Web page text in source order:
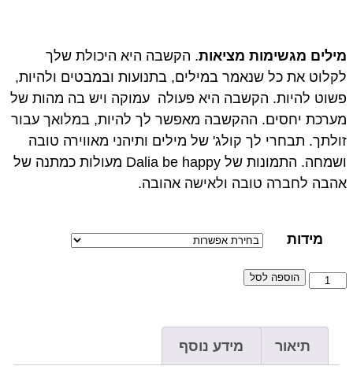
מילים מגשימות מציאות. הקשבה היא היכולת שלך
לקלוט את כל שנאמר במילים, בתנועות ובמבטים ולהיות,
פשוט להיות. הקשבה היא פעולה עמוקה ויש בה מהות של
מערכת יחסים. ההקשבה מאפשר לך להיות, במלואך עבור
זולתך. תבחרי לך קולג' של מילים ותיהני מאווירה טובה
ושמחה. התמונות של Dalia be happy מעולות כמתנה של
אהבה לחברה טובה ולאישה אהובה.
מידות
הוספה לסל
תיאור מידע נוסף